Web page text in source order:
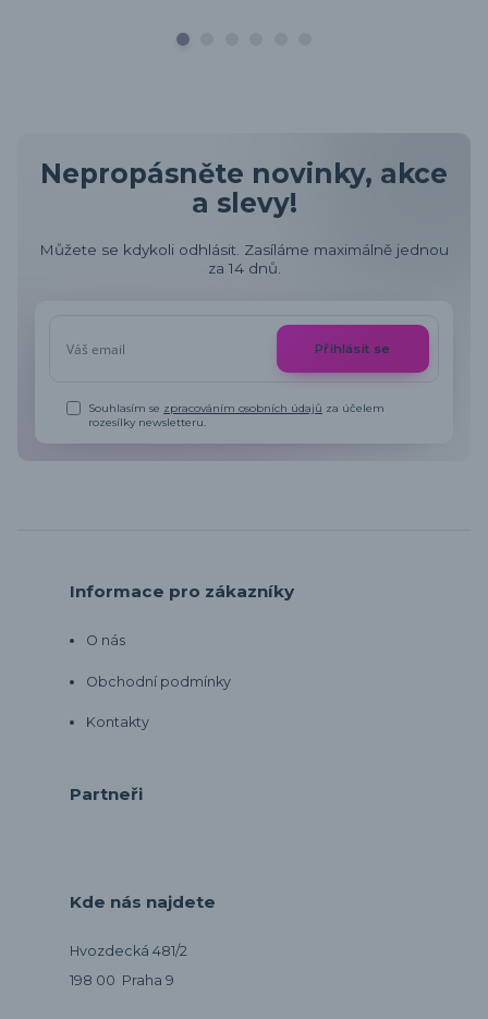
Nepropásněte novinky, akce
a slevy!
Můžete se kdykoli odhlásit. Zasíláme maximálně jednou
za 14 dnů.
Přihlásit se
Souhlasím se zpracováním osobních údajů za účelem
rozesílky newsletteru.
Informace pro zákazníky
O nás
Obchodní podmínky
Kontakty
Partneři
Kde nás najdete
Hvozdecká 481/2
198 00 Praha 9